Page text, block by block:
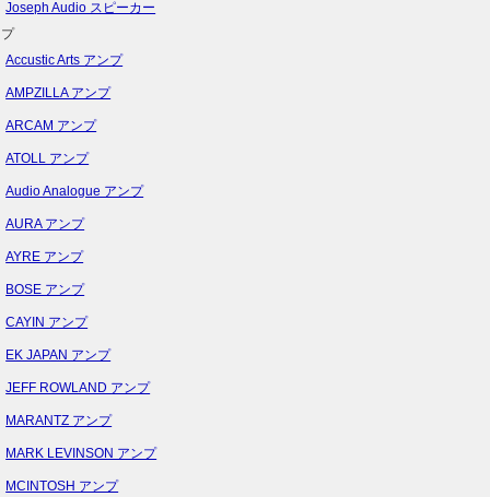
Joseph Audio スピーカー
Accustic Arts アンプ
AMPZILLA アンプ
ARCAM アンプ
ATOLL アンプ
Audio Analogue アンプ
AURA アンプ
AYRE アンプ
BOSE アンプ
CAYIN アンプ
EK JAPAN アンプ
JEFF ROWLAND アンプ
MARANTZ アンプ
MARK LEVINSON アンプ
MCINTOSH アンプ